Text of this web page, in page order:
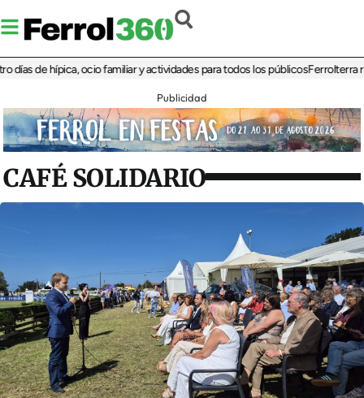
de hípica, ocio familiar y actividades para todos los públicosFerrolterra
Publicidad
CAFÉ SOLIDARIO